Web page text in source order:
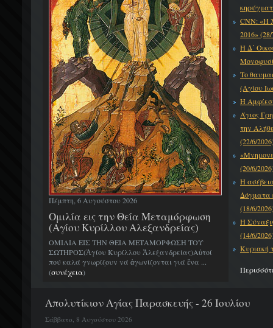
Πέμπτη, 6 Αυγούστου 2026
Ομιλία εις την Θεία Μεταμόρφωση
(Αγίου Κυρίλλου Αλεξανδρείας)
ΟΜΙΛΙΑ ΕΙΣ ΤΗΝ ΘΕΙΑ ΜΕΤΑΜΟΡΦΩΣΗ ΤΟΥ
ΣΩΤΗΡΟΣ(Ἁγίου Κυρίλλου Ἀλεξανδρείας)Αὐτοί
πού καλά γνωρίζουν νά ἀγωνίζονται γιά ἕνα ...
(συνέχεια)
CNN: «Η
2016»
Η Δ΄
Το
(Αγίου
Η
Άγιος
την
(22/6/
(20/6/
Η
Δόγματα
(18/6/
Η
(14/6/
Κυριακή
Απολυτίκιον Αγίας Παρασκευής - 26 Ιουλίου
Σάββατο, 8 Αυγούστου 2026